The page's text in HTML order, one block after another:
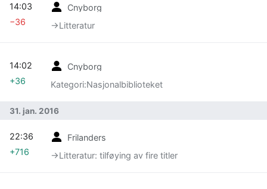
Cnyborg
→‎Litteratur
14:03
−36
Cnyborg
Kategori:Nasjonalbiblioteket
14:02
+36
31. jan. 2016
Frilanders
→‎Litteratur: tilføying av fire titler
22:36
+716